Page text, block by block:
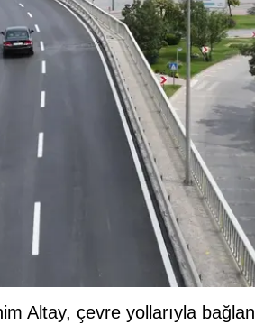
Altay, çevre yollarıyla